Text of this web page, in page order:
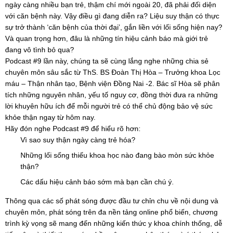
ngày càng nhiều bạn trẻ, thậm chí mới ngoài 20, đã phải đối diện
với căn bệnh này. Vậy điều gì đang diễn ra? Liệu suy thận có thực
sự trở thành ‘căn bệnh của thời đại’, gắn liền với lối sống hiện nay?
Và quan trọng hơn, đâu là những tín hiệu cảnh báo mà giới trẻ
đang vô tình bỏ qua?
Podcast #9 lần này, chúng ta sẽ cùng lắng nghe những chia sẻ
chuyên môn sâu sắc từ ThS. BS Đoàn Thị Hòa – Trưởng khoa Lọc
máu – Thận nhân tạo, Bệnh viện Đồng Nai -2. Bác sĩ Hòa sẽ phân
tích những nguyên nhân, yếu tố nguy cơ, đồng thời đưa ra những
lời khuyên hữu ích để mỗi người trẻ có thể chủ động bảo vệ sức
khỏe thận ngay từ hôm nay.
Hãy đón nghe Podcast #9 để hiểu rõ hơn:
Vì sao suy thận ngày càng trẻ hóa?
Những lối sống thiếu khoa học nào đang bào mòn sức khỏe
thận?
Các dấu hiệu cảnh báo sớm mà bạn cần chú ý.
Thông qua các số phát sóng được đầu tư chỉn chu về nội dung và
chuyên môn, phát sóng trên đa nền tảng online phổ biến, chương
trình kỳ vọng sẽ mang đến những kiến thức y khoa chính thống, dễ